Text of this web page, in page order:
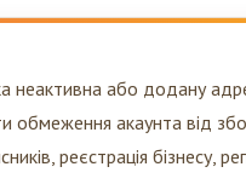
неактивна або додану
обмеження акаунта від
реєстрація бізнесу,